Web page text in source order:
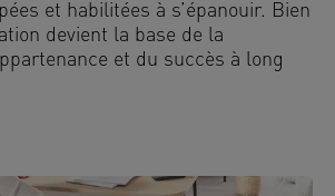
et habilitées à s’épanouir. Bien
devient la base de la
et du succès à long